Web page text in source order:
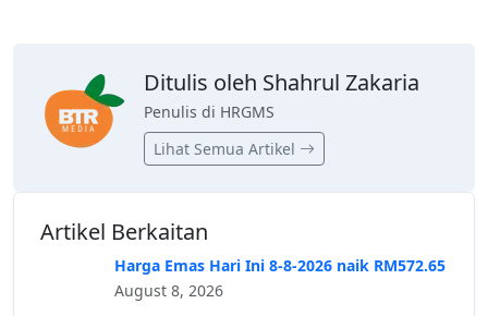
Ditulis oleh Shahrul Zakaria
Penulis di HRGMS
Lihat Semua Artikel
Artikel Berkaitan
Harga Emas Hari Ini 8-8-2026 naik RM572.65
August 8, 2026